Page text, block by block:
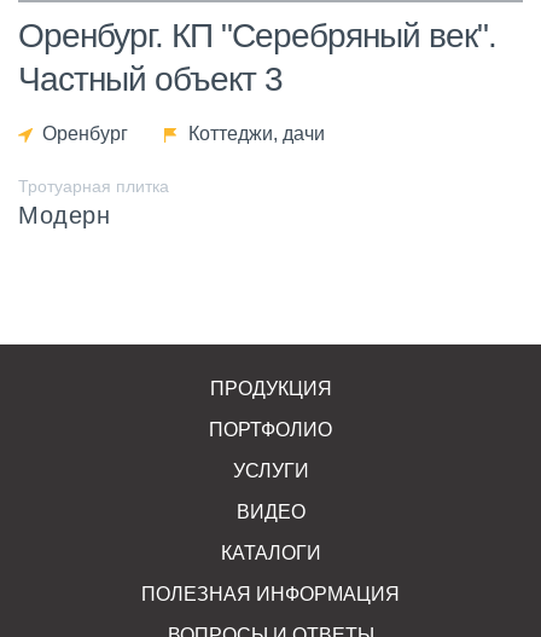
Оренбург. КП "Серебряный век".
Частный объект 3
Оренбург Коттеджи, дачи
Тротуарная плитка
Модерн
ПРОДУКЦИЯ
ПОРТФОЛИО
УСЛУГИ
ВИДЕО
КАТАЛОГИ
ПОЛЕЗНАЯ ИНФОРМАЦИЯ